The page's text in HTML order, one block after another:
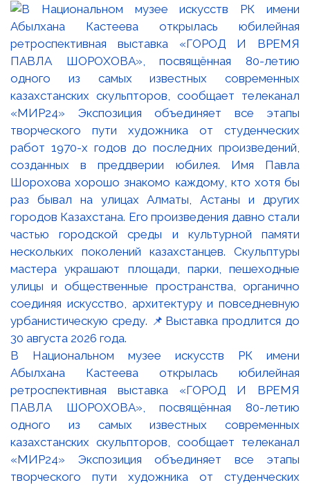
В Национальном музее искусств РК имени
Абылхана Кастеева открылась юбилейная
ретроспективная выставка «ГОРОД И ВРЕМЯ
ПАВЛА ШОРОХОВА», посвящённая 80-летию
одного из самых известных современных
казахстанских скульпторов, сообщает телеканал
«МИР24» Экспозиция объединяет все этапы
творческого пути художника от студенческих